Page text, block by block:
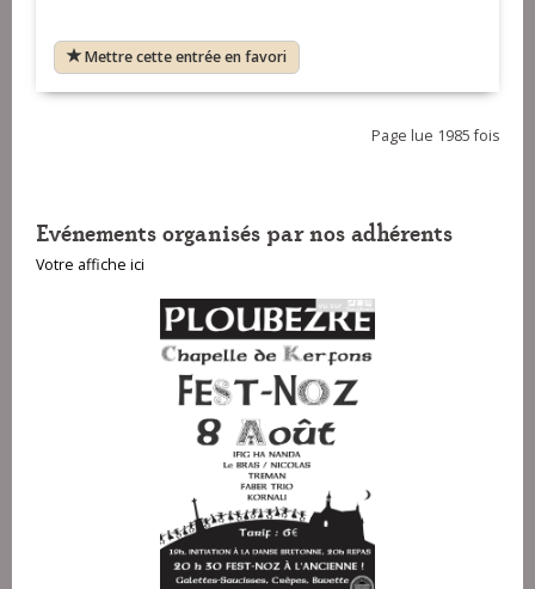
Mettre cette entrée en favori
Page lue 1985 fois
Evénements organisés par nos adhérents
Votre affiche ici